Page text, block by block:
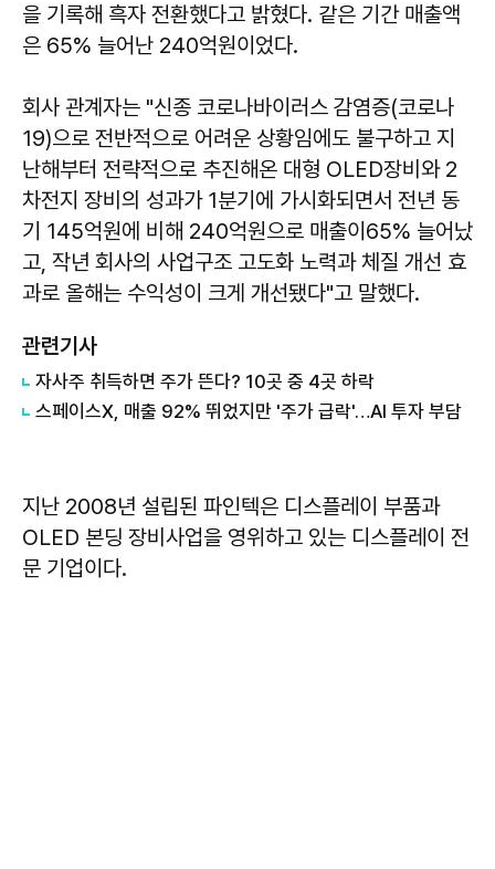
을 기록해 흑자 전환했다고 밝혔다. 같은 기간 매출액
은 65% 늘어난 240억원이었다.
회사 관계자는 "신종 코로나바이러스 감염증(코로나
19)으로 전반적으로 어려운 상황임에도 불구하고 지
난해부터 전략적으로 추진해온 대형 OLED장비와 2
차전지 장비의 성과가 1분기에 가시화되면서 전년 동
기 145억원에 비해 240억원으로 매출이65% 늘어났
고, 작년 회사의 사업구조 고도화 노력과 체질 개선 효
과로 올해는 수익성이 크게 개선됐다"고 말했다.
관련기사
자사주 취득하면 주가 뜬다? 10곳 중 4곳 하락
스페이스X, 매출 92% 뛰었지만 '주가 급락'…AI 투자 부담
지난 2008년 설립된 파인텍은 디스플레이 부품과
OLED 본딩 장비사업을 영위하고 있는 디스플레이 전
문 기업이다.